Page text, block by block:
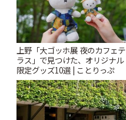
上野「大ゴッホ展 夜のカフェテ
ラス」で見つけた、オリジナル
限定グッズ10選 | ことりっぷ